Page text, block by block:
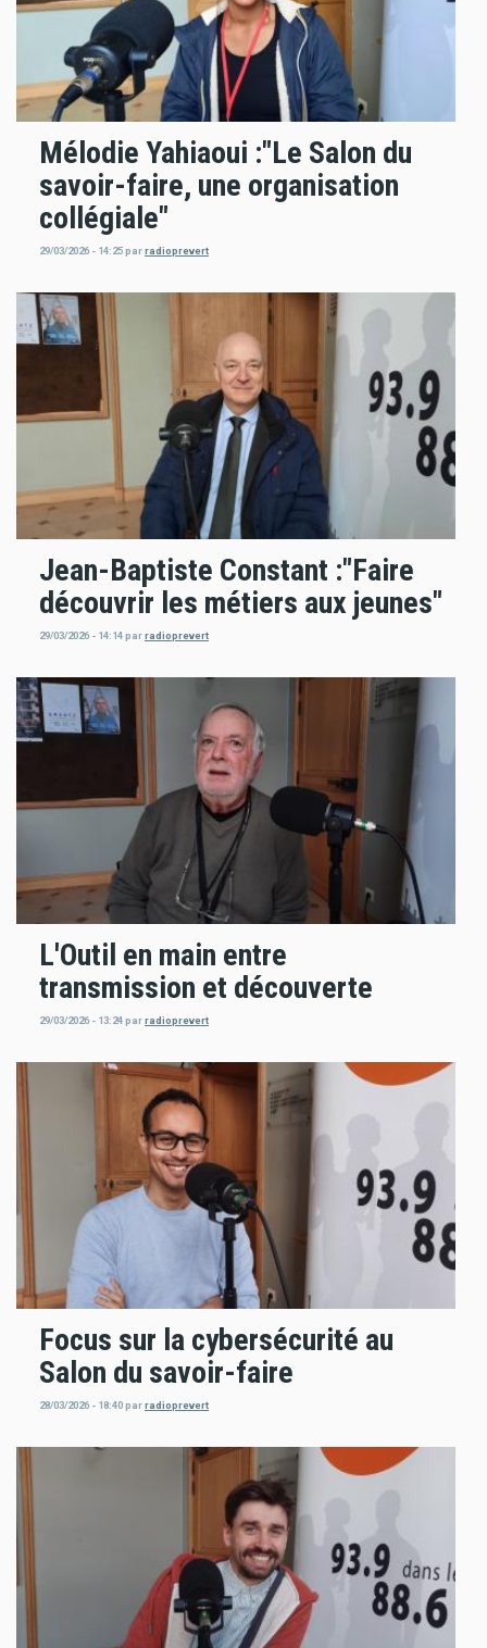
Mélodie Yahiaoui :"Le Salon du
savoir-faire, une organisation
collégiale"
29/03/2026 - 14:25parradioprevert
Jean-Baptiste Constant :"Faire
découvrir les métiers aux jeunes"
29/03/2026 - 14:14parradioprevert
L'Outil en main entre
transmission et découverte
29/03/2026 - 13:24parradioprevert
Focus sur la cybersécurité au
Salon du savoir-faire
28/03/2026 - 18:40parradioprevert